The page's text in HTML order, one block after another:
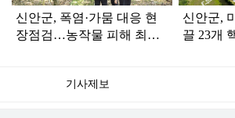
신안군, 폭염·가뭄 대응 현
장점검…농작물 피해 최소
신안군,
끌 23개
기사제보